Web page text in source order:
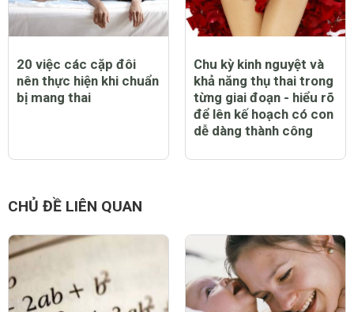
20 việc các cặp đôi
nên thực hiện khi chuẩn
bị mang thai
Chu kỳ kinh nguyệt và
khả năng thụ thai trong
từng giai đoạn - hiểu rõ
để lên kế hoạch có con
dễ dàng thành công
CHỦ ĐỀ LIÊN QUAN